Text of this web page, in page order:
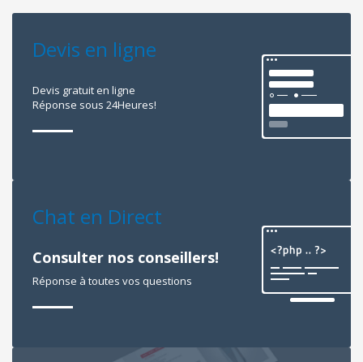
Devis en ligne
Devis gratuit en ligne
Réponse sous 24Heures!
Chat en Direct
Consulter nos conseillers!
Réponse à toutes vos questions